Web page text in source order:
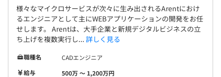
様々なマイクロサービスが次々に生み出されるArentにおけ
るエンジニアとして主にWEBアプリケーションの開発をお任
せします。 Arentは、大手企業と新規デジタルビジネスの立
ち上げを複数実行し... 詳しく見る
職種名
CADエンジニア
給与
500万 〜 1,200万円